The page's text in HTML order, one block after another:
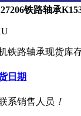
铁路轴承
铁路轴承现货库
日期
系销售人员 ！